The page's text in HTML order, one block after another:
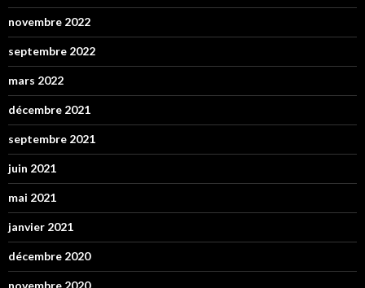
novembre 2022
septembre 2022
mars 2022
décembre 2021
septembre 2021
juin 2021
mai 2021
janvier 2021
décembre 2020
novembre 2020